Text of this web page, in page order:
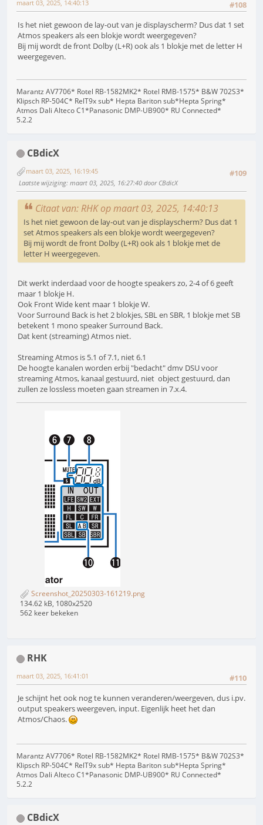
#108
maart 03, 2025, 14:40:13
Is het niet gewoon de lay-out van je displayscherm? Dus dat 1 set
Atmos speakers als een blokje wordt weergegeven?
Bij mij wordt de front Dolby (L+R) ook als 1 blokje met de letter H
weergegeven.
Marantz AV7706* Rotel RB-1582MK2* Rotel RMB-1575* B&W 702S3*
Klipsch RP-504C* RelT9x sub* Hepta Bariton sub*Hepta Spring*
Atmos Dali Alteco C1*Panasonic DMP-UB900* RU Connected*
5.2.2
CBdicX
#109
maart 03, 2025, 16:19:45
Laatste wijziging: maart 03, 2025, 16:27:40 door CBdicX
Citaat van: RHK op maart 03, 2025, 14:40:13
Is het niet gewoon de lay-out van je displayscherm? Dus dat 1
set Atmos speakers als een blokje wordt weergegeven?
Bij mij wordt de front Dolby (L+R) ook als 1 blokje met de
letter H weergegeven.
Dit werkt inderdaad voor de hoogte speakers zo, 2-4 of 6 geeft
maar 1 blokje H.
Ook Front Wide kent maar 1 blokje W.
Voor Surround Back is het 2 blokjes, SBL en SBR, 1 blokje met SB
betekent 1 mono speaker Surround Back.
Dat kent (streaming) Atmos niet.
Streaming Atmos is 5.1 of 7.1, niet 6.1
De hoogte kanalen worden erbij "bedacht" dmv DSU voor
streaming Atmos, kanaal gestuurd, niet object gestuurd, dan
zullen ze lossless moeten gaan streamen in 7.x.4.
Screenshot_20250303-161219.png
134.62 kB, 1080x2520
562 keer bekeken
RHK
#110
maart 03, 2025, 16:41:01
Je schijnt het ook nog te kunnen veranderen/weergeven, dus i.pv.
output speakers weergeven, input. Eigenlijk heet het dan
Atmos/Chaos.
Marantz AV7706* Rotel RB-1582MK2* Rotel RMB-1575* B&W 702S3*
Klipsch RP-504C* RelT9x sub* Hepta Bariton sub*Hepta Spring*
Atmos Dali Alteco C1*Panasonic DMP-UB900* RU Connected*
5.2.2
CBdicX